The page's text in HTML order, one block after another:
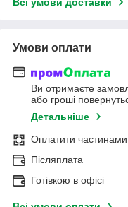
Умови оплати
Ви отримаєте
або гроші
Детальніше
Оплатити частинами
Післяплата
Готівкою в офісі